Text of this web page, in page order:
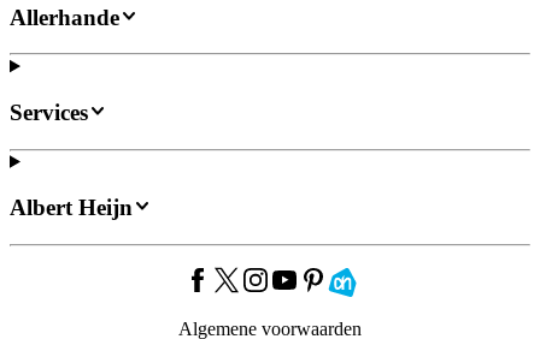
Allerhande
Services
Albert Heijn
Algemene voorwaarden